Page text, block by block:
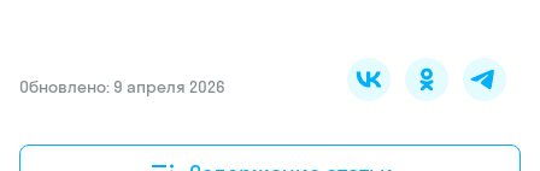
Обновлено: 9 апреля 2026